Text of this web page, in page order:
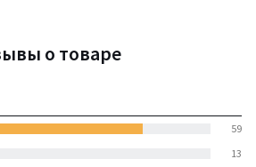
о товаре
(77 отзывов)
13
59